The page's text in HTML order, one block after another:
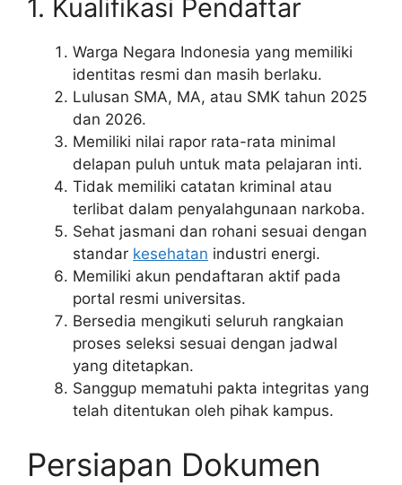
1. Kualifikasi Pendaftar
Warga Negara Indonesia yang memiliki
identitas resmi dan masih berlaku.
Lulusan SMA, MA, atau SMK tahun 2025
dan 2026.
Memiliki nilai rapor rata-rata minimal
delapan puluh untuk mata pelajaran inti.
Tidak memiliki catatan kriminal atau
terlibat dalam penyalahgunaan narkoba.
Sehat jasmani dan rohani sesuai dengan
standar kesehatan industri energi.
Memiliki akun pendaftaran aktif pada
portal resmi universitas.
Bersedia mengikuti seluruh rangkaian
proses seleksi sesuai dengan jadwal
yang ditetapkan.
Sanggup mematuhi pakta integritas yang
telah ditentukan oleh pihak kampus.
Persiapan Dokumen